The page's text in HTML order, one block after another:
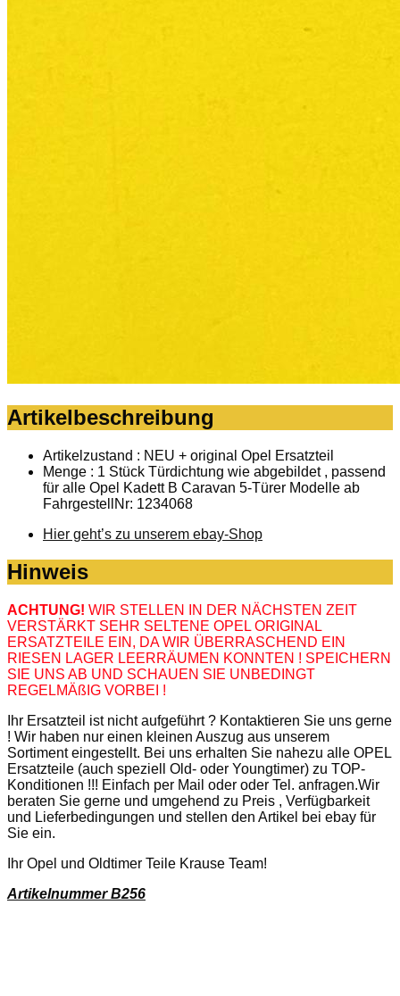
Artikelbeschreibung
Artikelzustand : NEU + original Opel Ersatzteil
Menge : 1 Stück Türdichtung wie abgebildet , passend
für alle Opel Kadett B Caravan 5-Türer Modelle ab
FahrgestellNr: 1234068
Hier geht’s zu unserem ebay-Shop
Hinweis
ACHTUNG! WIR STELLEN IN DER NÄCHSTEN ZEIT
VERSTÄRKT SEHR SELTENE OPEL ORIGINAL
ERSATZTEILE EIN, DA WIR ÜBERRASCHEND EIN
RIESEN LAGER LEERRÄUMEN KONNTEN ! SPEICHERN
SIE UNS AB UND SCHAUEN SIE UNBEDINGT
REGELMÄßIG VORBEI !
Ihr Ersatzteil ist nicht aufgeführt ? Kontaktieren Sie uns gerne
! Wir haben nur einen kleinen Auszug aus unserem
Sortiment eingestellt. Bei uns erhalten Sie nahezu alle OPEL
Ersatzteile (auch speziell Old- oder Youngtimer) zu TOP-
Konditionen !!! Einfach per Mail oder oder Tel. anfragen.Wir
beraten Sie gerne und umgehend zu Preis , Verfügbarkeit
und Lieferbedingungen und stellen den Artikel bei ebay für
Sie ein.
Ihr Opel und Oldtimer Teile Krause Team!
Artikelnummer B256